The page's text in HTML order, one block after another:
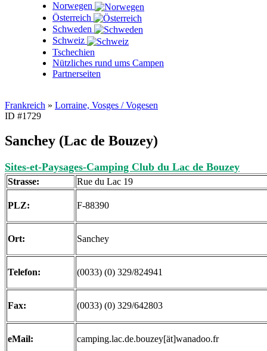
Norwegen
Österreich
Schweden
Schweiz
Tschechien
Nützliches rund ums Campen
Partnerseiten
Frankreich » Lorraine, Vosges / Vogesen
ID #1729
Sanchey (Lac de Bouzey)
Sites-et-Paysages-Camping Club du Lac de Bouzey
Strasse: Rue du Lac 19
PLZ: F-88390
Ort: Sanchey
Telefon: (0033) (0) 329/824941
Fax: (0033) (0) 329/642803
eMail: camping.lac.de.bouzey[ät]wanadoo.fr